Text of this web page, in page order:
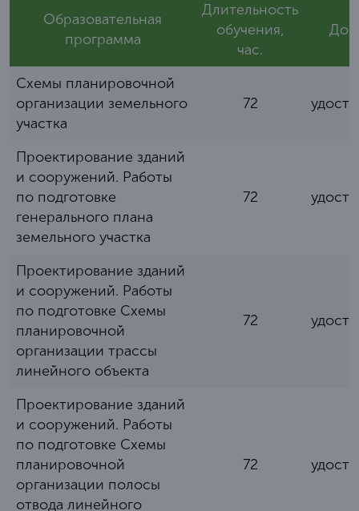
Образовательная
программа
Длительность
обучения,
час.
Схемы планировочной
организации земельного
участка
72
Проектирование зданий
и сооружений. Работы
по подготовке
генерального плана
земельного участка
72
Проектирование зданий
и сооружений. Работы
по подготовке Схемы
планировочной
организации трассы
линейного объекта
72
Проектирование зданий
и сооружений. Работы
по подготовке Схемы
планировочной
организации полосы
отвода линейного
72